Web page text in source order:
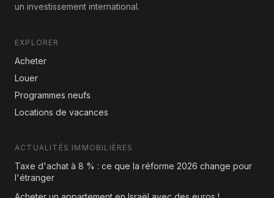
un investissement international.
EXPLORER
Acheter
Louer
Programmes neufs
Locations de vacances
ACTUALITÉS IMMOBILIÈRES
Taxe d'achat à 8 % : ce que la réforme 2026 change pour
l'étranger